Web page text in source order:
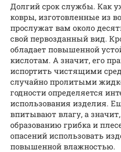
Долгий срок службы. Как
ковры, изготовленные из
прослужат вам около
свой первозданный вид.
обладает повышенной
кислотам. А значит, его
испортить чистящими
случайно пролитыми
годности определяется
использования изделия.
впитывают влагу, а
образованию грибка и
опасений использовать
повышенной влажностью.